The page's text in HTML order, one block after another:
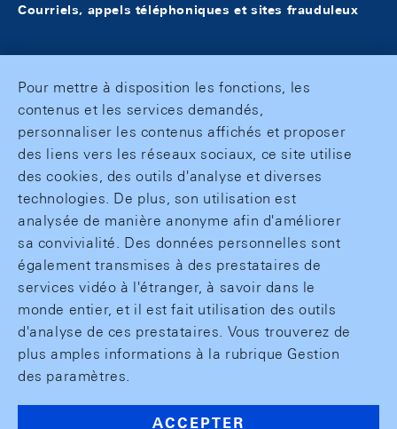
Courriels, appels téléphoniques et sites frauduleux
Pour mettre à disposition les fonctions, les
contenus et les services demandés,
personnaliser les contenus affichés et proposer
des liens vers les réseaux sociaux, ce site utilise
des cookies, des outils d'analyse et diverses
technologies. De plus, son utilisation est
analysée de manière anonyme afin d'améliorer
sa convivialité. Des données personnelles sont
également transmises à des prestataires de
services vidéo à l'étranger, à savoir dans le
monde entier, et il est fait utilisation des outils
d'analyse de ces prestataires. Vous trouverez de
plus amples informations à la rubrique Gestion
des paramètres.
ACCEPTER